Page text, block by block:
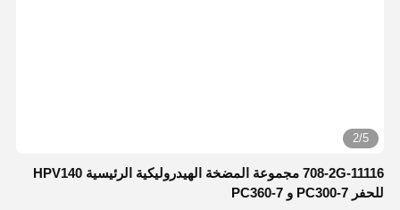
2/5
708-2G-11116 مجموعة المضخة الهيدروليكية الرئيسية HPV140
للحفر PC300-7 و PC360-7